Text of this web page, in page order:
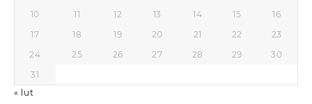
10
11 12 13 14 15
16
17
18 19 20 21 22
23
24
25 26 27 28 29
30
31
« lut